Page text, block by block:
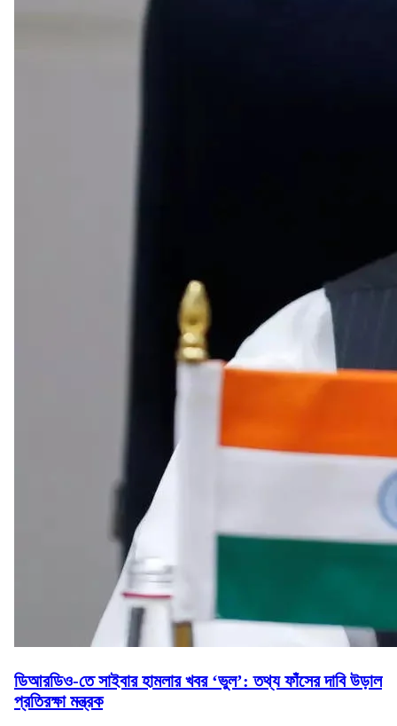
ডিআরডিও-তে সাইবার হামলার খবর ‘ভুল’: তথ্য ফাঁসের দাবি উড়াল
প্রতিরক্ষা মন্ত্রক